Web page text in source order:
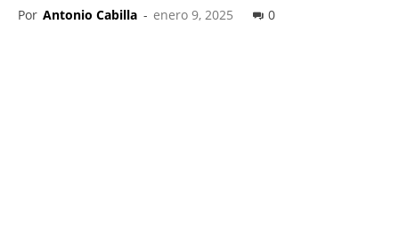
Por Antonio Cabilla - enero 9, 2025 0